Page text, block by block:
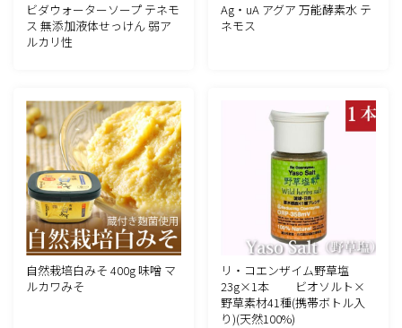
ビダウォーターソープ テネモ
ス 無添加液体せっけん 弱ア
ルカリ性
Ag・uA アグア 万能酵素水 テ
ネモス
自然栽培白みそ 400g 味噌 マ
ルカワみそ
リ・コエンザイム野草塩
23g×1本 ビオソルト×
野草素材41種(携帯ボトル入
り)(天然100%)